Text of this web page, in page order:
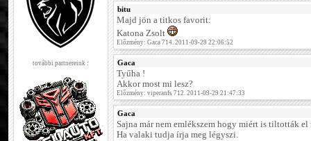
további partnereink :
bitu
Majd jön a titkos favorit:
Katona Zsolt
Előzmény: Gaca 714. 2011-09-29 22:06:52
Gaca
Tyűha !
Akkor most mi lesz?
Előzmény: viperanfs 712. 2011-09-29 21:47:33
Gaca
Sajna már nem emlékszem hogy miért is tiltották
Ha valaki tudja írja meg légyszi.